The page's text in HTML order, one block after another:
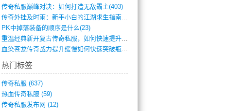
传奇私服巅峰对决：如何打造无敌霸主(403)
传奇外挂及时雨：新手小白的江湖求生指南(802)
PK中掉落装备的顺序是什么(23)
重温经典新开复古传奇私服，如何快速提升等(392)
血染苍龙传奇战力提升缓慢如何快速突破瓶颈(654)
热门标签
传奇私服 (637)
热血传奇私服 (59)
传奇私服发布网 (12)